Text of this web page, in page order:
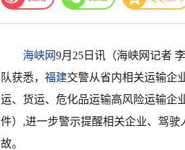
海峡网9月25日讯（海峡网记者
队获悉， 福建交警从省内相关运输企
运、货运、危化品运输高风险运输企
件）,进一步警示提醒相关企业、驾
故。